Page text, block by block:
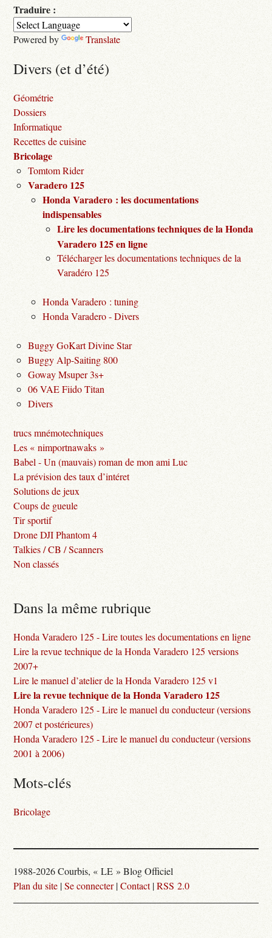
Traduire :
Powered by Translate
Divers (et d’été)
Géométrie
Dossiers
Informatique
Recettes de cuisine
Bricolage
Tomtom Rider
Varadero 125
Honda Varadero : les documentations
indispensables
Lire les documentations techniques de la Honda
Varadero 125 en ligne
Télécharger les documentations techniques de la
Varadéro 125
Honda Varadero : tuning
Honda Varadero - Divers
Buggy GoKart Divine Star
Buggy Alp-Saiting 800
Goway Msuper 3s+
06 VAE Fiido Titan
Divers
trucs mnémotechniques
Les « nimportnawaks »
Babel - Un (mauvais) roman de mon ami Luc
La prévision des taux d’intéret
Solutions de jeux
Coups de gueule
Tir sportif
Drone DJI Phantom 4
Talkies / CB / Scanners
Non classés
Dans la même rubrique
Honda Varadero 125 - Lire toutes les documentations en ligne
Lire la revue technique de la Honda Varadero 125 versions
2007+
Lire le manuel d’atelier de la Honda Varadero 125 v1
Lire la revue technique de la Honda Varadero 125
Honda Varadero 125 - Lire le manuel du conducteur (versions
2007 et postérieures)
Honda Varadero 125 - Lire le manuel du conducteur (versions
2001 à 2006)
Mots-clés
Bricolage
1988-2026 Courbis, « LE » Blog Officiel
Plan du site |Se connecter|Contact|RSS 2.0